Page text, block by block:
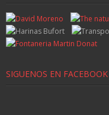
SIGUENOS EN FACEBOOK